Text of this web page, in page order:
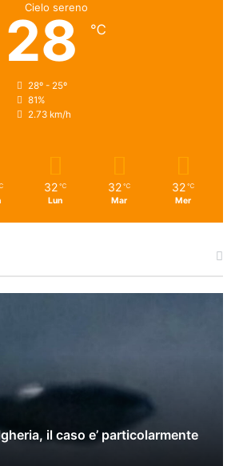
Cielo sereno
28 ℃
28º - 25º
81%
2.73 km/h
32 ℃
Lun
32 ℃
Mar
32 ℃
Mer
il caso e’ particolarmente